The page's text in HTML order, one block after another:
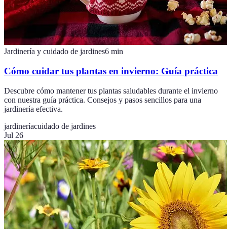
Jardinería y cuidado de jardines6 min
Cómo cuidar tus plantas en invierno: Guía práctica
Descubre cómo mantener tus plantas saludables durante el invierno
con nuestra guía práctica. Consejos y pasos sencillos para una
jardinería efectiva.
jardineríacuidado de jardines
Jul 26